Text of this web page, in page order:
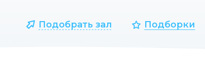
Подобрать зал Подборки